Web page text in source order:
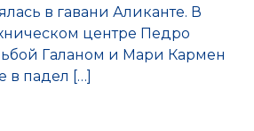
в гавани Аликанте. В
центре Педро
Галаном и Мари Кармен
в падел […]